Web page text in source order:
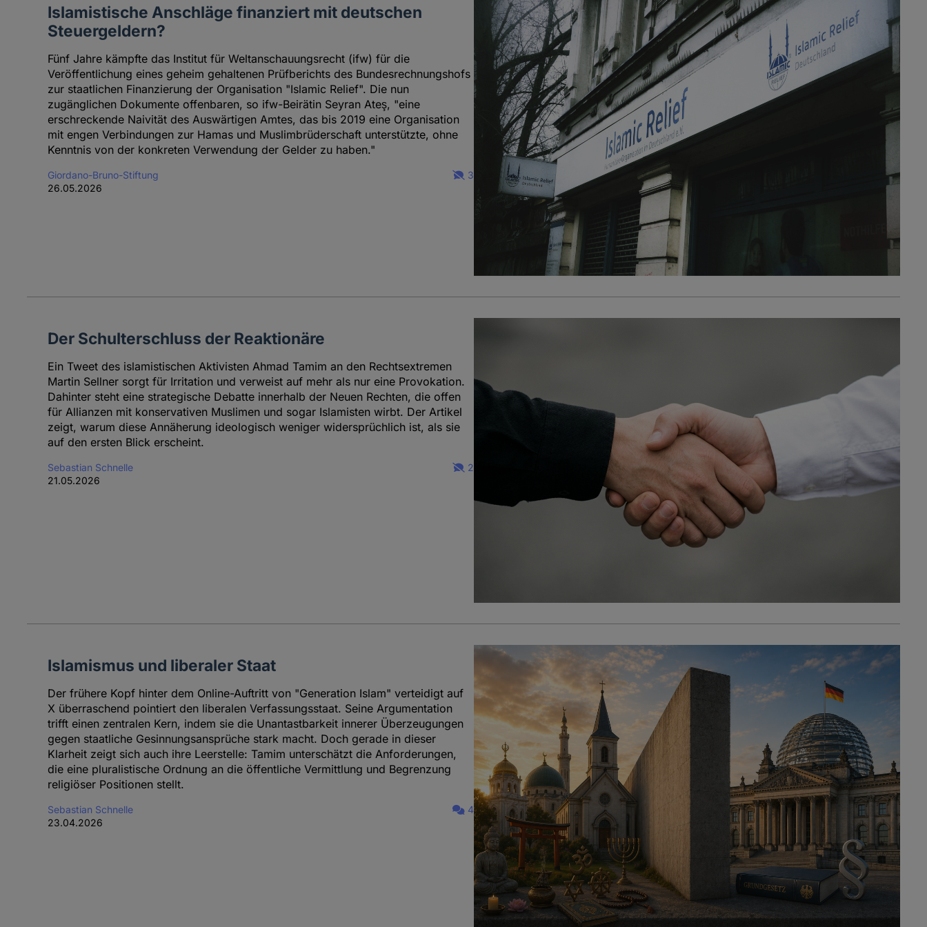
Islamistische Anschläge finanziert mit deutschen
Steuergeldern?
Fünf Jahre kämpfte das Institut für Weltanschauungsrecht (ifw) für die
Veröffentlichung eines geheim gehaltenen Prüfberichts des Bundesrechnungshofs
zur staatlichen Finanzierung der Organisation "Islamic Relief". Die nun
zugänglichen Dokumente offenbaren, so ifw-Beirätin Seyran Ateş, "eine
erschreckende Naivität des Auswärtigen Amtes, das bis 2019 eine Organisation
mit engen Verbindungen zur Hamas und Muslimbrüderschaft unterstützte, ohne
Kenntnis von der konkreten Verwendung der Gelder zu haben."
Giordano-Bruno-Stiftung
26.05.2026
3
Der Schulterschluss der Reaktionäre
Ein Tweet des islamistischen Aktivisten Ahmad Tamim an den Rechtsextremen
Martin Sellner sorgt für Irritation und verweist auf mehr als nur eine Provokation.
Dahinter steht eine strategische Debatte innerhalb der Neuen Rechten, die offen
für Allianzen mit konservativen Muslimen und sogar Islamisten wirbt. Der Artikel
zeigt, warum diese Annäherung ideologisch weniger widersprüchlich ist, als sie
auf den ersten Blick erscheint.
Sebastian Schnelle
21.05.2026
2
Islamismus und liberaler Staat
Der frühere Kopf hinter dem Online-Auftritt von "Generation Islam" verteidigt auf
X überraschend pointiert den liberalen Verfassungsstaat. Seine Argumentation
trifft einen zentralen Kern, indem sie die Unantastbarkeit innerer Überzeugungen
gegen staatliche Gesinnungsansprüche stark macht. Doch gerade in dieser
Klarheit zeigt sich auch ihre Leerstelle: Tamim unterschätzt die Anforderungen,
die eine pluralistische Ordnung an die öffentliche Vermittlung und Begrenzung
religiöser Positionen stellt.
Sebastian Schnelle
23.04.2026
4